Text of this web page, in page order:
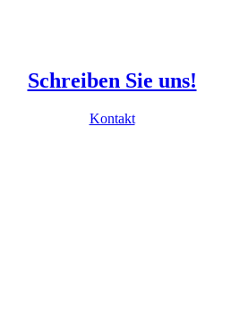
Schreiben Sie uns!
Kontakt